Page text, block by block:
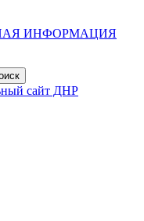
ИНФОРМАЦИЯ
сайт ДНР